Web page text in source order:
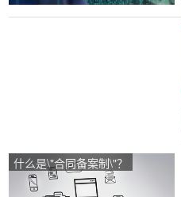
什么是\"合同备案制\"？